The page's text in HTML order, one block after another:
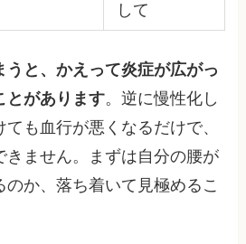
して
うと、かえって炎症が広がっ
とがあります。逆に慢性化し
も血行が悪くなるだけで、
きません。まずは自分の腰が
のか、落ち着いて見極めるこ